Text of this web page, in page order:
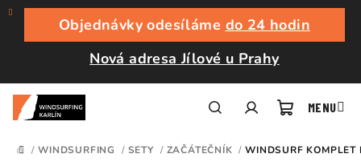
Přejít
obsah
Objednávky odesíláme do 24 hodin
Nová adresa Jílové u Prahy
DOMŮ
/ WINDSURFING / SETY / ZAČÁTEČNÍK / WINDSURF KOMPLET